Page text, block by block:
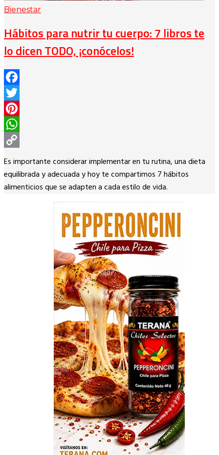
Bienestar
Hábitos para nutrir tu cuerpo: 7 libros te
lo dicen TODO, ¡conócelos!
Facebook
Twitter
Pinterest
WhatsApp
Copy
Link
Es importante considerar implementar en tu rutina, una dieta
equilibrada y adecuada y hoy te compartimos 7 hábitos
alimenticios que se adapten a cada estilo de vida.